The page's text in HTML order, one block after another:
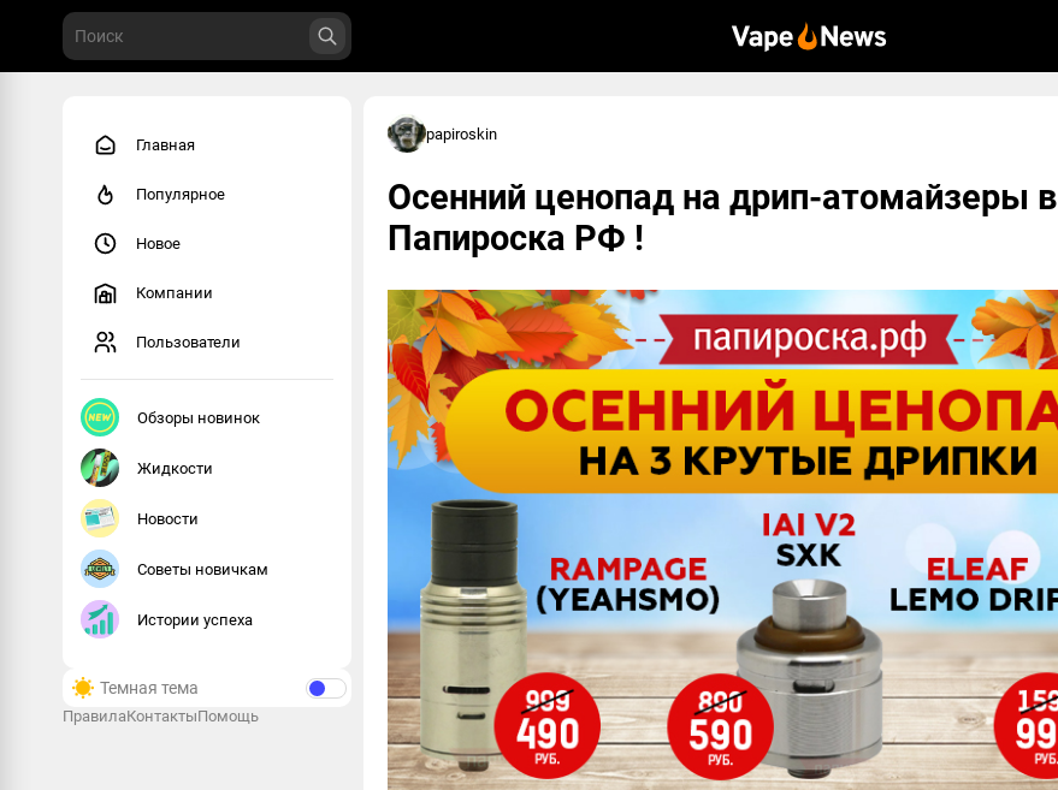
Главная
Популярное
Новое
Компании
Пользователи
Обзоры новинок
Жидкости
Новости
Советы новичкам
Истории успеха
Темная тема
ПравилаКонтактыПомощь
papiroskin
Осенний ценопад на дрип-атомайзеры в
Папироска РФ !